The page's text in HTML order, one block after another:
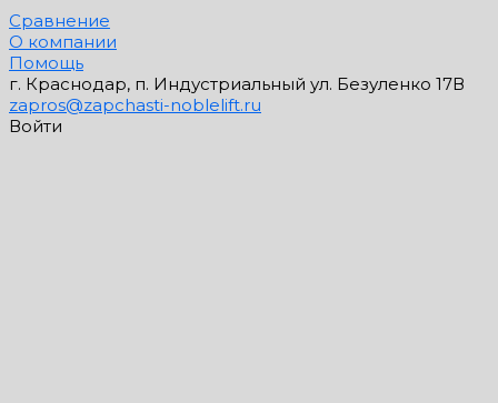
Сравнение
О компании
Помощь
г. Краснодар, п. Индустриальный ул. Безуленко 17В
zapros@zapchasti-noblelift.ru
Войти